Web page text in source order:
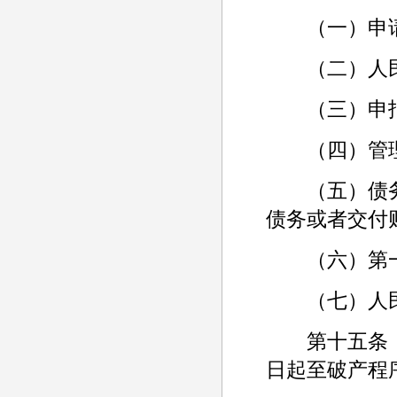
（一）申请
（二）人民
（三）申报
（四）管理
（五）债务
债务或者交付
（六）第一
（七）人民
第十五条
日起至破产程